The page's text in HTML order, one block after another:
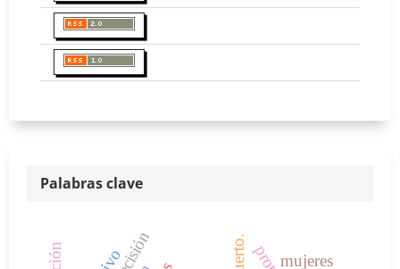
Palabras clave
mujeres